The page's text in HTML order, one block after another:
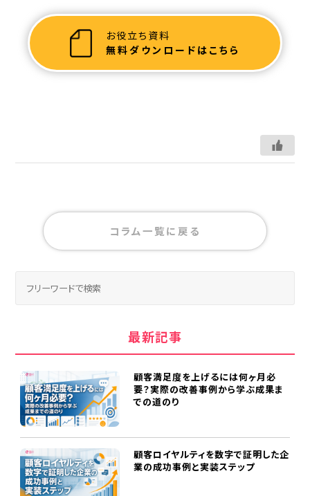
お役立ち資料
無料ダウンロードはこちら
コラム一覧に戻る
最新記事
顧客満足度を上げるには何ヶ月必
要？実際の改善事例から学ぶ成果ま
での道のり
顧客ロイヤルティを数字で証明した企
業の成功事例と実装ステップ